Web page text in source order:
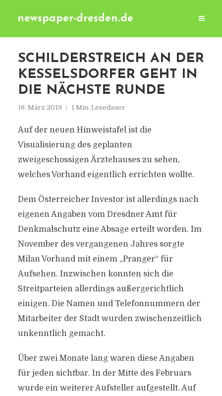
newspaper-dresden.de
SCHILDERSTREICH AN DER
KESSELSDORFER GEHT IN
DIE NÄCHSTE RUNDE
18. März 2019 1 Min. Lesedauer
Auf der neuen Hinweistafel ist die
Visualisierung des geplanten
zweigeschossigen Ärztehauses zu sehen,
welches Vorhand eigentlich errichten wollte.
Dem Österreicher Investor ist allerdings nach
eigenen Angaben vom Dresdner Amt für
Denkmalschutz eine Absage erteilt worden. Im
November des vergangenen Jahres sorgte
Milan Vorhand mit einem „Pranger“ für
Aufsehen. Inzwischen konnten sich die
Streitparteien allerdings außergerichtlich
einigen. Die Namen und Telefonnummern der
Mitarbeiter der Stadt wurden zwischenzeitlich
unkenntlich gemacht.
Über zwei Monate lang waren diese Angaben
für jeden sichtbar. In der Mitte des Februars
wurde ein weiterer Aufsteller aufgestellt. Auf